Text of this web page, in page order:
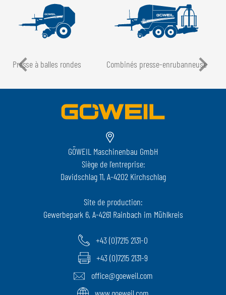
Presse à balles rondes Combinés presse-enrubanneuse
GÖWEIL Maschinenbau GmbH
Siège de l'entreprise:
Davidschlag 11, A-4202 Kirchschlag
Site de production:
Gewerbepark 6, A-4261 Rainbach im Mühlkreis
+43 (0)7215 2131-0
+43 (0)7215 2131-9
office@goeweil.com